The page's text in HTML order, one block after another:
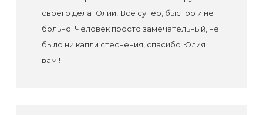
своего дела Юлии! Все супер, быстро и не
больно. Человек просто замечательный, не
было ни капли стеснения, спасибо Юлия
вам !